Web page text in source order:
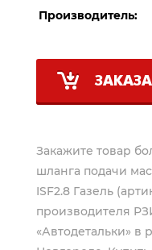
Производитель:
Закажите товар
шланга подачи
ISF2.8 Газель
производителя
«Автодетальки»